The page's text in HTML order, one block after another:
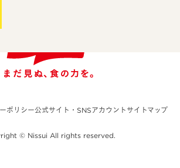
ポリシー公式サイト・SNSアカウント サイトマップ
© Nissui All rights reserved.